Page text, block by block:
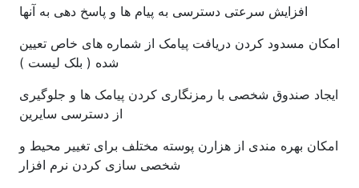
افزایش سرعتی دسترسی به پیام ها و پاسخ دهی به آنها
امکان مسدود کردن دریافت پیامک از شماره های خاص تعیین
شده ( بلک لیست )
ایجاد صندوق شخصی با رمزنگاری کردن پیامک ها و جلوگیری
از دسترسی سایرین
امکان بهره مندی از هزارن پوسته مختلف برای تغییر محیط و
شخصی سازی کردن نرم افزار